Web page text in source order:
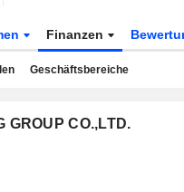
Finanzen
Geschäftsbereiche
CO.,LTD.